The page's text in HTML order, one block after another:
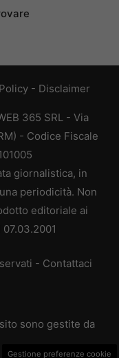
- Disclaimer
365 SRL - Via
- Codice Fiscale
giornalistica, in
periodicità. Non
editoriale ai
- Contattaci
sono gestite da
Gestione preferenze cookie